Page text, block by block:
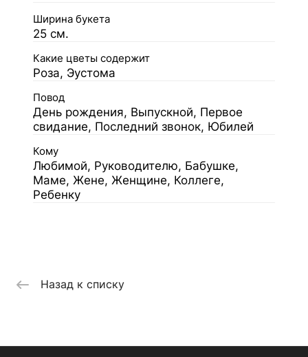
Ширина букета
25 см.
Какие цветы содержит
Роза, Эустома
Повод
День рождения, Выпускной, Первое
свидание, Последний звонок, Юбилей
Кому
Любимой, Руководителю, Бабушке,
Маме, Жене, Женщине, Коллеге,
Ребенку
Назад к списку